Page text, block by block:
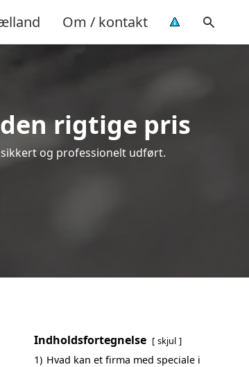
Om / kontakt
rigtige pris
og professionelt udført.
Indholdsfortegnelse skjul
1) Hvad kan et firma med speciale i